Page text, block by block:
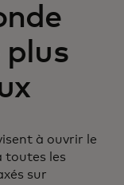
plus
à ouvrir le
toutes les
sur